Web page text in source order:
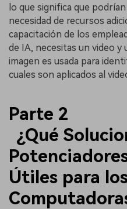
lo que significa que
necesidad de recursos
capacitación de los
de IA, necesitas un video y
imagen es usada para
cuales son aplicados al
Parte 2
¿Qué
Útiles para